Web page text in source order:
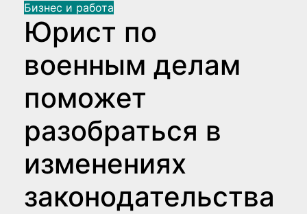
Бизнес и работа
Юрист по
военным делам
поможет
разобраться в
изменениях
законодательства